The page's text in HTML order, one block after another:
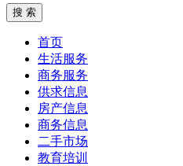
首页
生活服务
商务服务
供求信息
房产信息
商务信息
二手市场
教育培训